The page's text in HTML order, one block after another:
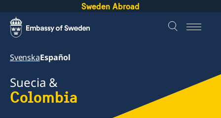
Sweden Abroad
SvenskaEspañol
Suecia &
Colombia